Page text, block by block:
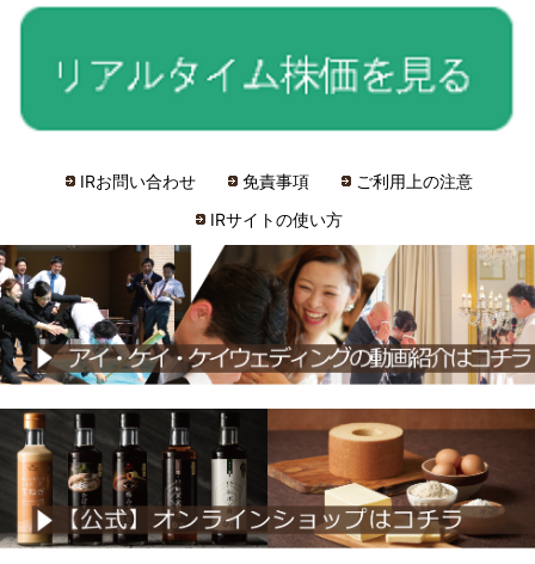
IRお問い合わせ 免責事項
ご利用上の注意
IRサイトの使い方